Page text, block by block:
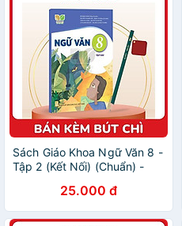
Sách Giáo Khoa Ngữ Văn 8 -
Tập 2 (Kết Nối) (Chuẩn) -
25.000 đ